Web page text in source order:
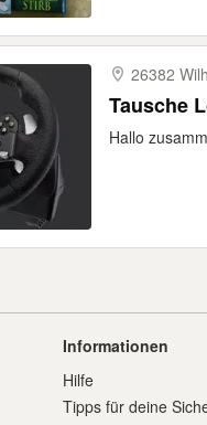
26382
Tausche
Hallo
Informationen
Hilfe
Tipps für deine